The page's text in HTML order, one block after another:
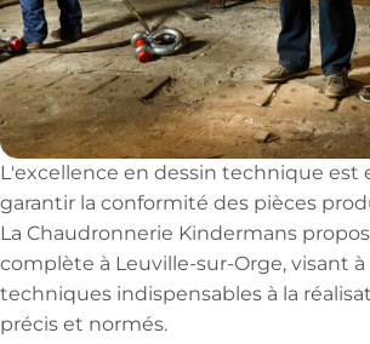
L'excellence en dessin technique est
garantir la conformité des pièces
La Chaudronnerie Kindermans
complète à Leuville-sur-Orge, visant
techniques indispensables à la
précis et normés.